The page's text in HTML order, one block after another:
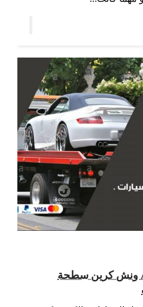
البر / 65557275 / ونش كرين سطحة